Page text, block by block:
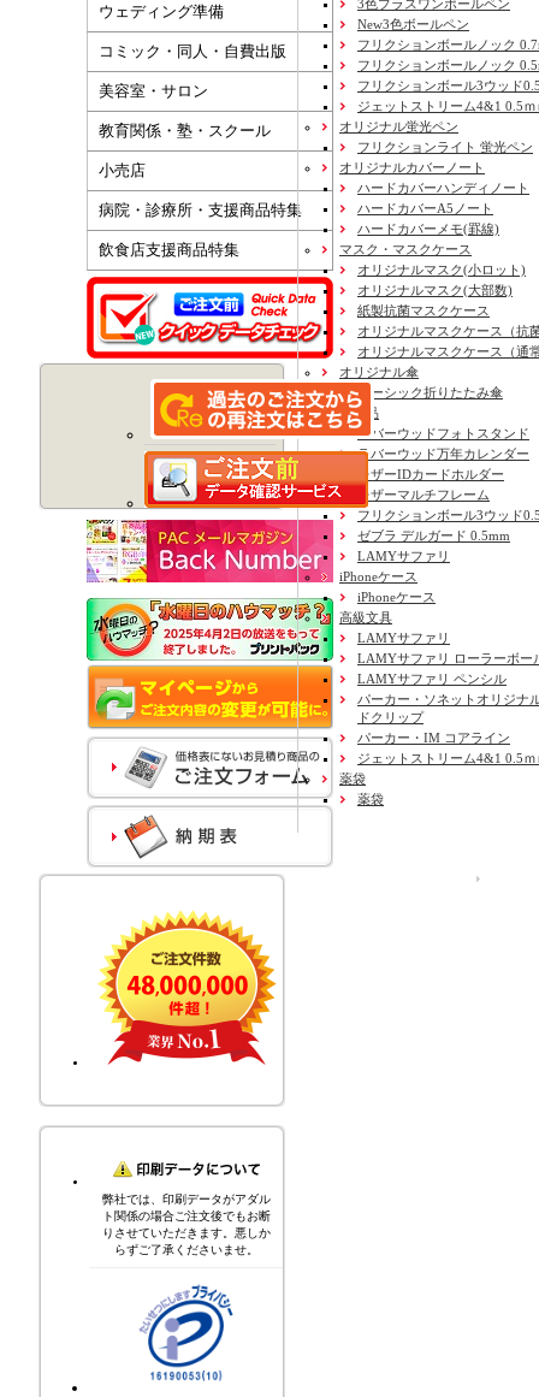
ウェディング準備
コミック・同人・自費出版
美容室・サロン
教育関係・塾・スクール
小売店
病院・診療所・支援商品特集
飲食店支援商品特集
弊社では、印刷データがアダル
ト関係の場合ご注文後でもお断
りさせていただきます。悪しか
らずご了承くださいませ。
3色プラスワンボールペン
New3色ボールペン
フリクションボールノック
フリクションボールノック
フリクションボール3ウッド
ジェットストリーム4&1 0.5ｍ
オリジナル蛍光ペン
フリクションライト 蛍光ペン
オリジナルカバーノート
ハードカバーハンディノート
ハードカバーA5ノート
ハードカバーメモ(罫線)
マスク・マスクケース
オリジナルマスク(小ロット)
オリジナルマスク(大部数)
紙製抗菌マスクケース
オリジナルマスクケース（抗
オリジナルマスクケース（通
オリジナル傘
ベーシック折りたたみ傘
記念品
ラバーウッドフォトスタンド
ラバーウッド万年カレンダー
レザーIDカードホルダー
レザーマルチフレーム
フリクションボール3ウッド
ゼブラ デルガード 0.5mm
LAMYサファリ
iPhoneケース
iPhoneケース
高級文具
LAMYサファリ
LAMYサファリ ローラーボー
LAMYサファリ ペンシル
パーカー・ソネットオリジナ
ドクリップ
パーカー・IM コアライン
ジェットストリーム4&1 0.5ｍ
薬袋
薬袋